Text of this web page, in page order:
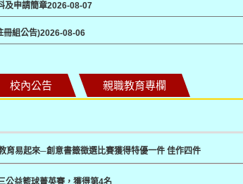
及申請簡章2026-08-07
冊組公告)2026-08-06
校內公告 親職教育專欄
育易起來─創意書籤徵選比賽獲得特優一件 佳作四件
公益籃球菁英賽，獲得第4名